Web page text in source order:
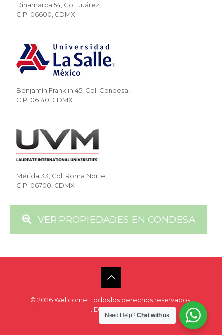
Dinamarca 54, Col. Juárez,
C.P. 06600, CDMX
Benjamín Franklin 45, Col. Condesa,
C.P. 06140, CDMX
Mérida 33, Col. Roma Norte,
C.P. 06700, CDMX
VER PROPIEDADES EN CONDESA
© 2026 Wellcome. Todos los derechos reservados.
. Desarrollo deSan Ángel Digital
Need Help?Chat with us